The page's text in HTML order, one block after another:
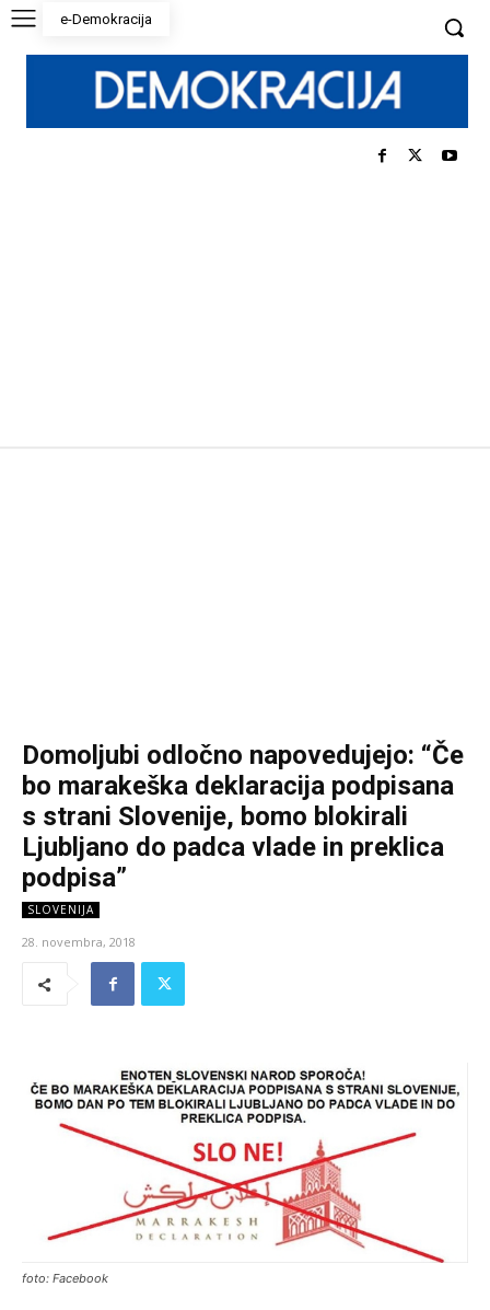
e-Demokracija
Domoljubi odločno napovedujejo: “Če
bo marakeška deklaracija podpisana
s strani Slovenije, bomo blokirali
Ljubljano do padca vlade in preklica
podpisa”
SLOVENIJA
28. novembra, 2018
foto: Facebook